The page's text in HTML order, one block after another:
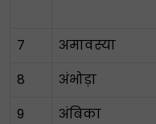
7
अमावस्या
8
अंभोड़ा
9
अंबिका